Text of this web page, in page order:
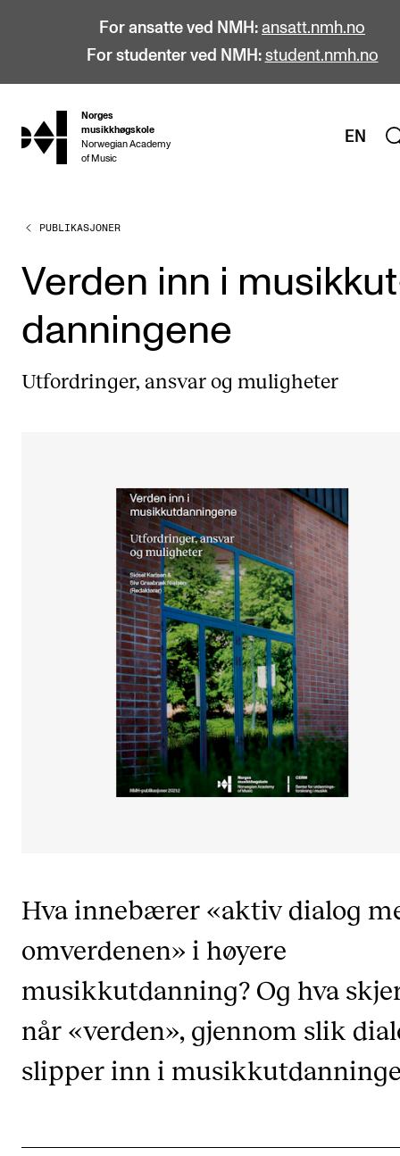
For ansatte ved NMH: ansatt.nmh.no
For studenter ved NMH: student.nmh.no
hjem
Norges
musikkhøgskole
Norwegian Academy
of Music
EN
STUDIER
Alle studier
Bachelor
Master
Årsstudium og videreutdanning
STUDENTLIV
Søknad og opptak
Studentutvalet SUT (student.nmh.no)
Publikasjoner
Utveksling
Internasjonal strategi
Samarbeidsprosjekter
PUBLIKASJONER
Ver­den inn i
dan­nin­ge­ne
Utford­rin­ger, ansvar og mulig­he­ter
Hva innebærer «aktiv dialog
omverdenen» i høyere
musikkutdanning? Og hva
når «verden», gjennom slik
slipper inn i